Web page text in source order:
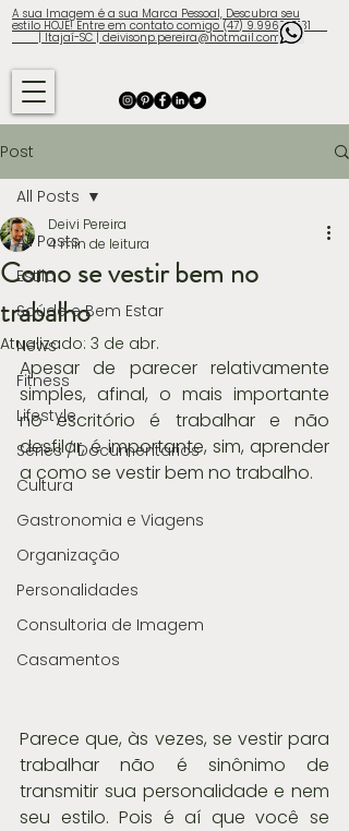
A sua Imagem é a sua Marca Pessoal, Descubra seu
estilo HOJE! Entre em contato comigo (47) 9.9960-3131
| Itajaí-SC | deivisonp.pereira@hotmail.com
Post
All Posts
Estilo
Saúde e Bem Estar
News
Fitness
Lifestyle
Séries / Documentários
Cultura
Gastronomia e Viagens
Organização
Personalidades
Consultoria de Imagem
Casamentos
All Posts
Como se vestir bem no
trabalho
Deivi Pereira
4 min de leitura
Atualizado: 3 de abr.
Apesar de parecer relativamente
simples, afinal, o mais importante
no escritório é trabalhar e não
desfilar, é importante, sim, aprender
a como se vestir bem no trabalho.
Parece que, às vezes, se vestir para
trabalhar não é sinônimo de
transmitir sua personalidade e nem
seu estilo. Pois é aí que você se